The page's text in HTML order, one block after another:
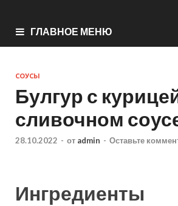
ГЛАВНОЕ МЕНЮ
СОУСЫ
Булгур с
сливочном
28.10.2022 - от admin - Оставьте
Ингредиенты